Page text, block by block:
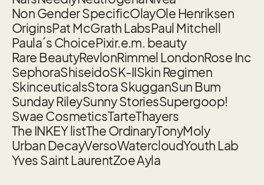
Non Gender SpecificOlayOle Henriksen
OriginsPat McGrath LabsPaul Mitchell
Paula´s ChoicePixir.e.m. beauty
Rare BeautyRevlonRimmel LondonRose Inc
SephoraShiseidoSK-IISkin Regimen
SkinceuticalsStora SkugganSun Bum
Sunday RileySunny StoriesSupergoop!
Swae CosmeticsTarteThayers
The INKEY listThe OrdinaryTonyMoly
Urban DecayVersoWatercloudYouth Lab
Yves Saint LaurentZoe Ayla